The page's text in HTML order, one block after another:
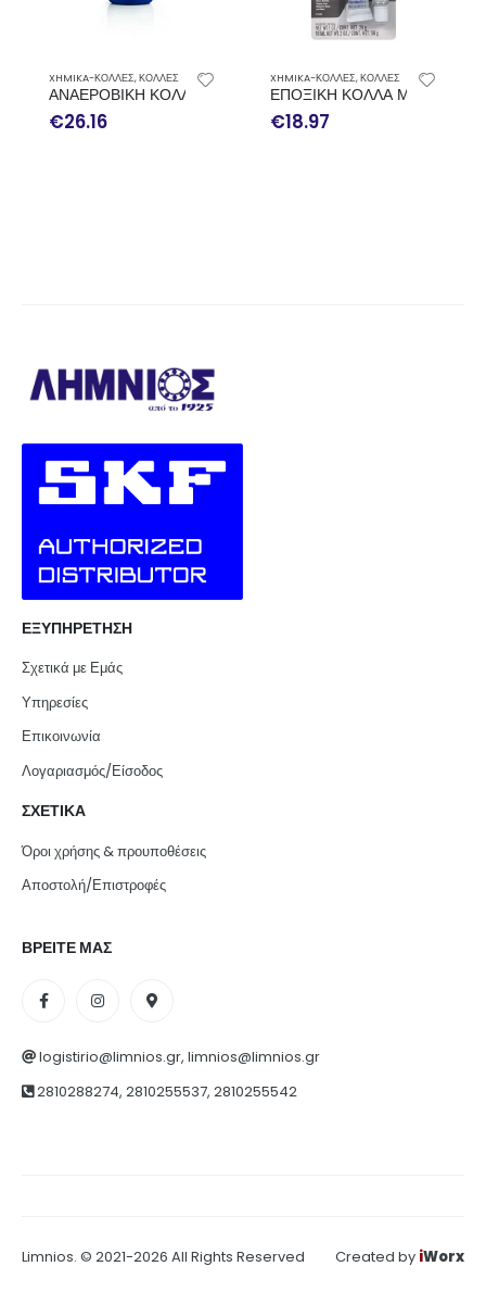
ΣΥΓΚΡΑΤΗΣΗΣ ΕΔΡΑΝΩΝ PERMATEX 50ML
XHMIKA-ΚΟΛΛΕΣ,ΚΟΛΛΕΣ
ΕΠΟΞΙΚΗ ΚΟΛΛΑ ΜΕΤΑΛΛΩΝ COLD WELD 2-28GR
€18.97
XHMIKA-ΚΟΛΛΕΣ,ΠΕΡΙΣΣΟΤΕΡΑ
ΕΠΙΣΚΕΥΑΣΤΙΚΗ ΚΟΛΛΑ
€7.56
ΕΞΥΠΗΡΕΤΗΣΗ
Σχετικά με Εμάς
Υπηρεσίες
Επικοινωνία
Λογαριασμός/Είσοδος
ΣΧΕΤΙΚΑ
Όροι χρήσης & προυποθέσεις
Αποστολή/Επιστροφές
ΒΡΕΙΤΕ ΜΑΣ
logistirio@limnios.gr, limnios@limnios.gr
2810288274, 2810255537, 2810255542
Limnios. © 2021-2026 All Rights Reserved Created by iWorx